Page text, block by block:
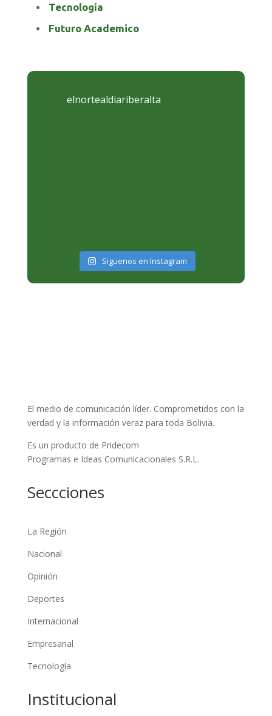
Tecnología
Futuro Academico
elnortealdiariberalta
Siguenos en Instagram
El medio de comunicación líder. Comprometidos con la
verdad y la información veraz para toda Bolivia.
Es un producto de Pridecom
Programas e Ideas Comunicacionales S.R.L.
Seccciones
La Región
Nacional
Opinión
Deportes
Internacional
Empresarial
Tecnología
Institucional